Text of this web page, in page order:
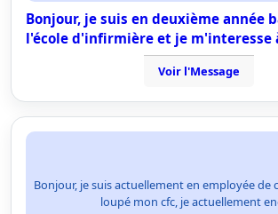
Bonjour, je suis en deuxième année
l'école d'infirmière et je m'interesse
Voir l'Message
Bonjour, je suis actuellement en employée de
loupé mon cfc, je actuellement